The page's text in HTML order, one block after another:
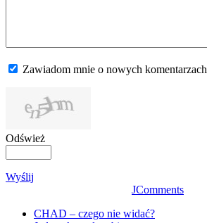
Zawiadom mnie o nowych komentarzach
Odśwież
Wyślij
JComments
CHAD – czego nie widać?